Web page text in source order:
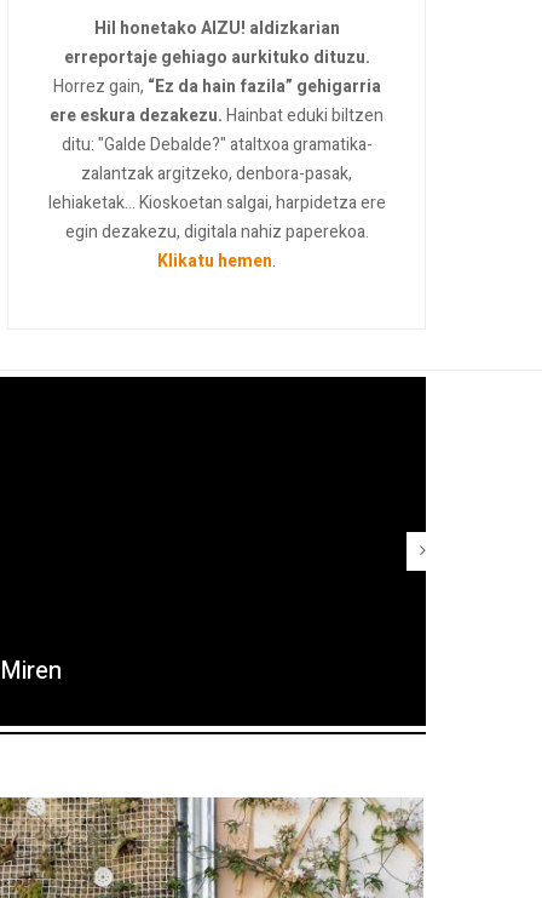
Hil honetako AIZU! aldizkarian
erreportaje gehiago aurkituko dituzu.
Horrez gain, “Ez da hain fazila” gehigarria
ere eskura dezakezu.Hainbat eduki biltzen
ditu: "Galde Debalde?" ataltxoa gramatika-
zalantzak argitzeko, denbora-pasak,
lehiaketak... Kioskoetan salgai, harpidetza ere
egin dezakezu, digitala nahiz paperekoa.
Klikatu hemen.
Miren